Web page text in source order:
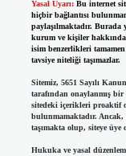
Yasal Uyarı: Bu internet
hiçbir bağlantısı
paylaşılmaktadır. Burada
kurum ve kişiler hakkında
isim benzerlikleri
tavsiye niteliği taşımazlar.
Sitemiz, 5651 Sayılı
tarafından onaylanmış bir
sitedeki içerikleri proaktif
bulunmamaktadır.
taşımakta olup, siteye
Hukuka ve yasal